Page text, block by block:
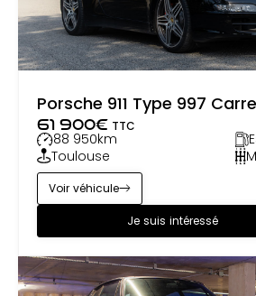
Porsche 911 Type 997
61 900€ TTC
88 950km
Toulouse
Je suis intéressé
Voir véhicule